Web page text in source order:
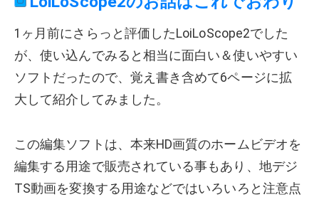
1ヶ月前にさらっと評価したLoiLoScope2でした
が、使い込んでみると相当に面白い＆使いやすい
ソフトだったので、覚え書き含めて6ページに拡
大して紹介してみました。
この編集ソフトは、本来HD画質のホームビデオを
編集する用途で販売されている事もあり、地デジ
TS動画を変換する用途などではいろいろと注意点